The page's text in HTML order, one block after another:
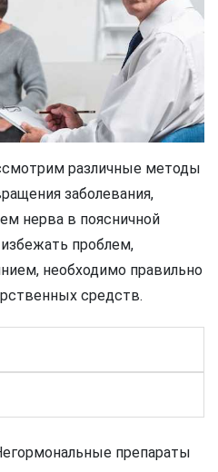
различные методы
заболевания,
нерва в поясничной
проблем,
необходимо правильно
средств.
препараты